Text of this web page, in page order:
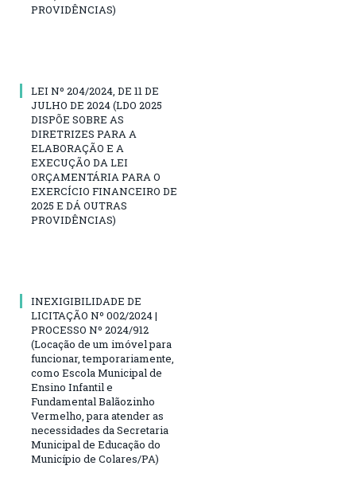
PROVIDÊNCIAS)
LEI Nº 204/2024, DE 11 DE
JULHO DE 2024 (LDO 2025
DISPÕE SOBRE AS
DIRETRIZES PARA A
ELABORAÇÃO E A
EXECUÇÃO DA LEI
ORÇAMENTÁRIA PARA O
EXERCÍCIO FINANCEIRO DE
2025 E DÁ OUTRAS
PROVIDÊNCIAS)
INEXIGIBILIDADE DE
LICITAÇÃO Nº 002/2024 |
PROCESSO Nº 2024/912
(Locação de um imóvel para
funcionar, temporariamente,
como Escola Municipal de
Ensino Infantil e
Fundamental Balãozinho
Vermelho, para atender as
necessidades da Secretaria
Municipal de Educação do
Município de Colares/PA)